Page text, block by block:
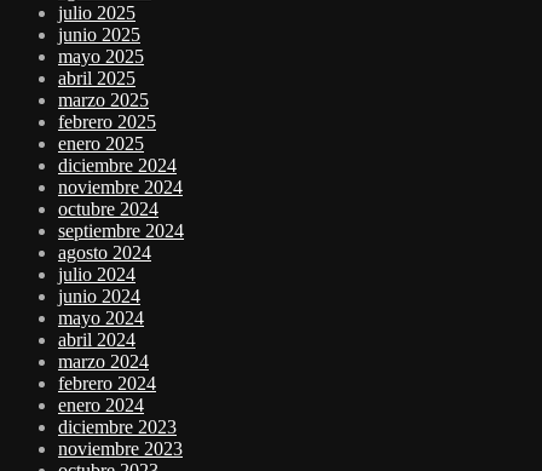
julio 2025
junio 2025
mayo 2025
abril 2025
marzo 2025
febrero 2025
enero 2025
diciembre 2024
noviembre 2024
octubre 2024
septiembre 2024
agosto 2024
julio 2024
junio 2024
mayo 2024
abril 2024
marzo 2024
febrero 2024
enero 2024
diciembre 2023
noviembre 2023